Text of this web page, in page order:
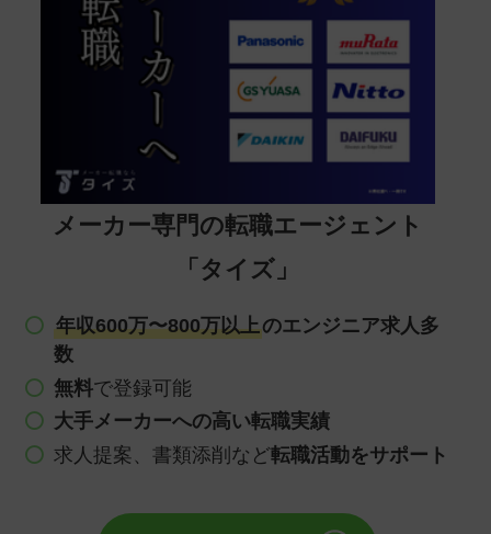
メーカー専門の転職エージェント
「タイズ」
年収600万〜800万以上のエンジニア求人多
数
無料で登録可能
大手メーカーへの高い転職実績
求人提案、書類添削など転職活動をサポート